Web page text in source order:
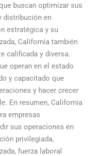
buscan optimizar sus
distribución en
estratégica y su
California también
calificada y diversa.
operan en el estado
y capacitado que
y hacer crecer
En resumen, California
empresas
sus operaciones en
privilegiada,
fuerza laboral